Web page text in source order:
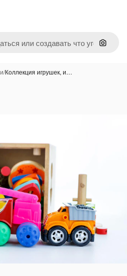
Поиск
/Коллекция игрушек, и…